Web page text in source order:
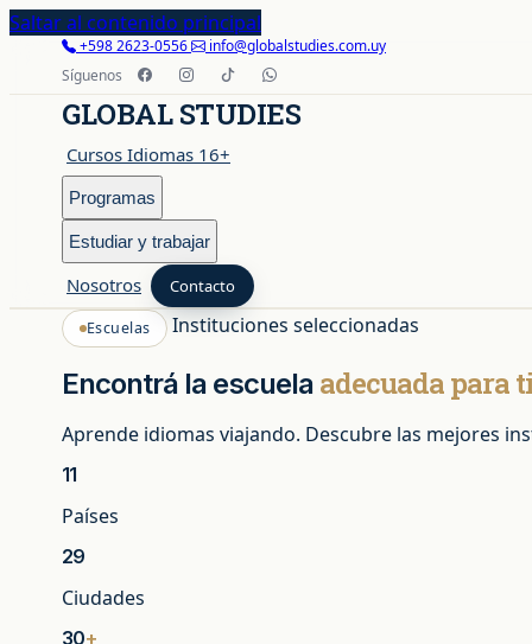
Saltar al contenido principal
+598 2623-0556
info@globalstudies.com.uy
Síguenos
GLOBAL STUDIES
Cursos Idiomas 16+
Programas
Estudiar y trabajar
Nosotros Contacto
Cursos Idiomas 16+
Programas
Escuelas Instituciones seleccionadas
Encontrá la escuela adecuada para
Aprende idiomas viajando. Descubre las mejores
11
Países
29
Ciudades
30+